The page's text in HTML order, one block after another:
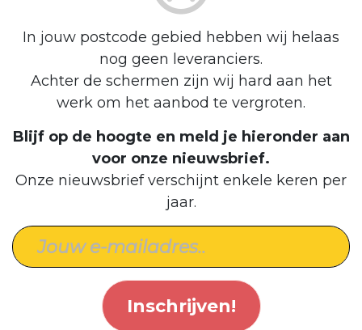
In jouw postcode gebied hebben wij helaas
nog geen leveranciers.
Achter de schermen zijn wij hard aan het
werk om het aanbod te vergroten.
Blijf op de hoogte en meld je hieronder aan
voor onze nieuwsbrief.
Onze nieuwsbrief verschijnt enkele keren per
jaar.
Inschrijven!